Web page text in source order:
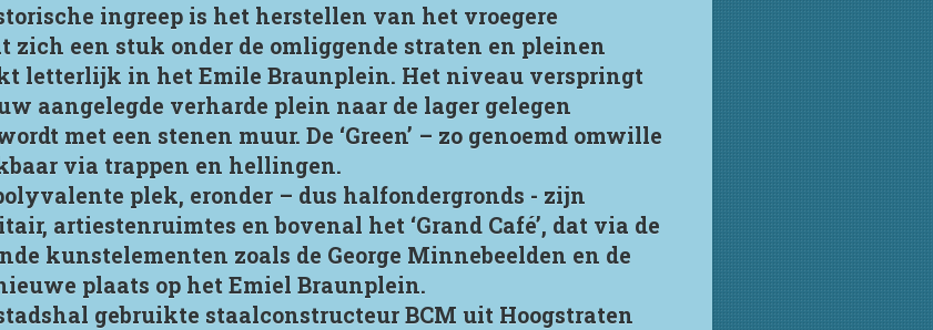
ingreep is het herstellen van het vroegere
zich een stuk onder de omliggende straten en pleinen
letterlijk in het Emile Braunplein. Het niveau verspringt
aangelegde verharde plein naar de lager gelegen
met een stenen muur. De ‘Green’ – zo genoemd omwille
via trappen en hellingen.
plek, eronder – dus halfondergronds - zijn
artiestenruimtes en bovenal het ‘Grand Café’, dat via de
kunstelementen zoals de George Minnebeelden en de
plaats op het Emiel Braunplein.
gebruikte staalconstructeur BCM uit Hoogstraten